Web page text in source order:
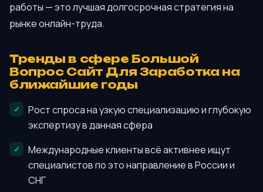
работы — это лучшая долгосрочная стратегия на
рынке онлайн-труда.
Тренды в сфере Большой
Вопрос Сайт Для Заработка на
ближайшие годы
Рост спроса на узкую специализацию и глубокую
экспертизу в данная сфера
Международные клиенты всё активнее ищут
специалистов по это направление в России и
СНГ